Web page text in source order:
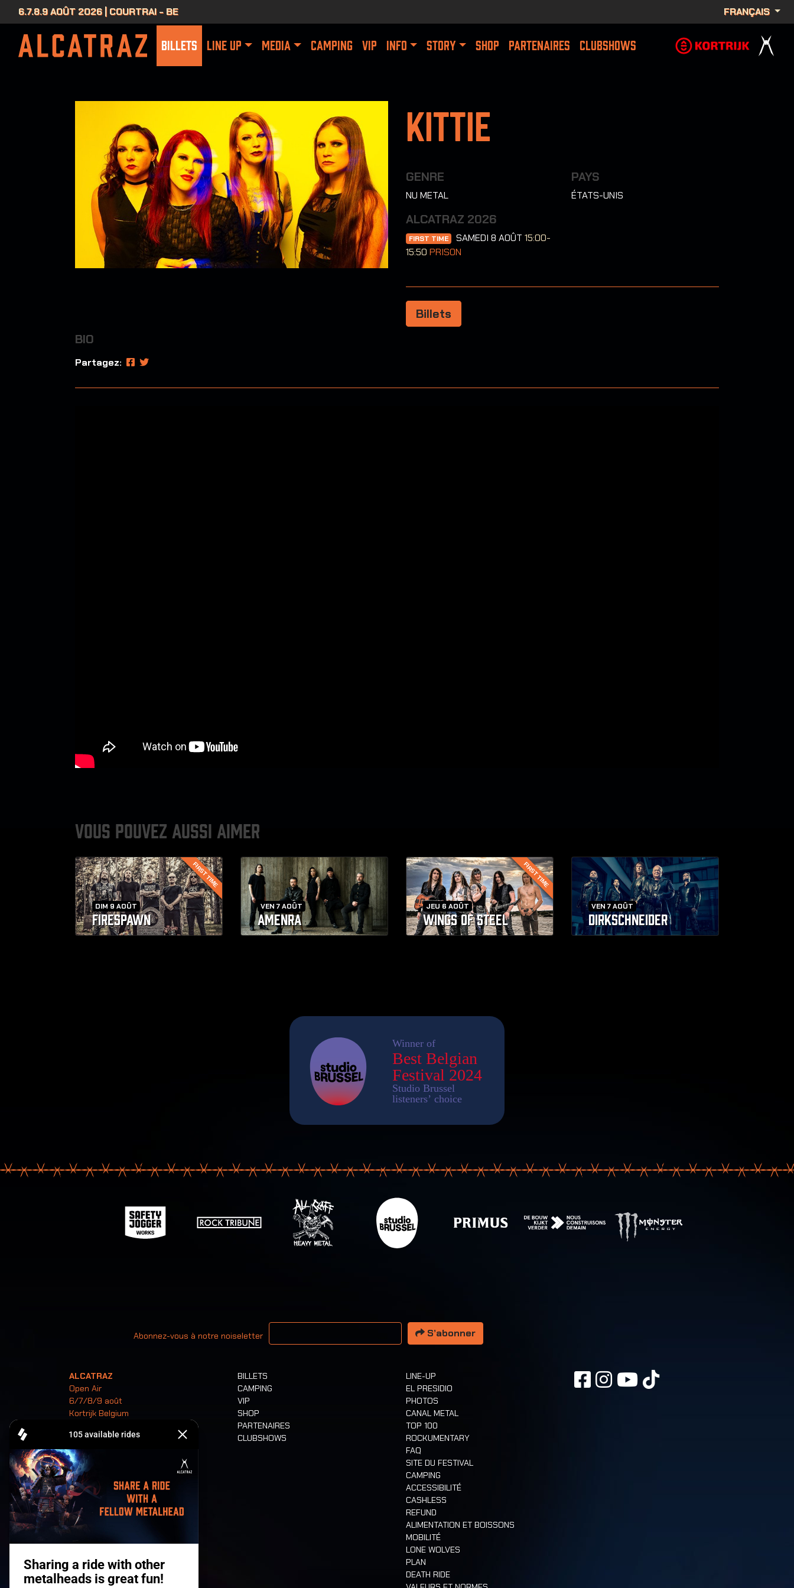
6.7.8.9 AOÛT 2026 | COURTRAI - BE FRANÇAIS
BILLETS LINE UP MEDIA CAMPING VIP INFO STORY SHOP PARTENAIRES CLUBSHOWS
Kittie
GENRE
NU METAL
PAYS
ÉTATS-UNIS
ALCATRAZ 2026
FIRST TIME SAMEDI 8 AOÛT 15:00-
15:50 PRISON
Billets
BIO
Partagez:
VOUS POUVEZ AUSSI AIMER
FIRST TIME
DIM 9 AOÛT
FIRESPAWN
VEN 7 AOÛT
AMENRA
FIRST TIME
JEU 6 AOÛT
WINGS OF STEEL
VEN 7 AOÛT
DIRKSCHNEIDER
Abonnez-vous à notre noiseletter
Votre adresse email
S’abonner
ALCATRAZ
Open Air
6/7/8/9 août
Kortrijk Belgium
Billets
BILLETS
CAMPING
VIP
SHOP
PARTENAIRES
CLUBSHOWS
LINE-UP
EL PRESIDIO
PHOTOS
CANAL METAL
TOP 100
ROCKUMENTARY
FAQ
SITE DU FESTIVAL
CAMPING
ACCESSIBILITÉ
CASHLESS
REFUND
ALIMENTATION ET BOISSONS
MOBILITÉ
LONE WOLVES
PLAN
DEATH RIDE